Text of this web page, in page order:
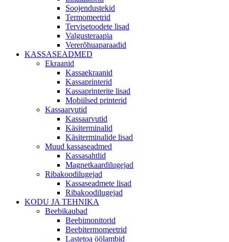
Soojendustekid
Termomeetrid
Tervisetoodete lisad
Valgusteraapia
Vererõhuaparaadid
KASSASEADMED
Ekraanid
Kassaekraanid
Kassaprinterid
Kassaprinterite lisad
Mobiilsed printerid
Kassaarvutid
Kassaarvutid
Käsiterminalid
Käsiterminalide lisad
Muud kassaseadmed
Kassasahtlid
Magnetkaardilugejad
Ribakoodilugejad
Kassaseadmete lisad
Ribakoodilugejad
KODU JA TEHNIKA
Beebikaubad
Beebimonitorid
Beebitermomeetrid
Lastetoa öölambid